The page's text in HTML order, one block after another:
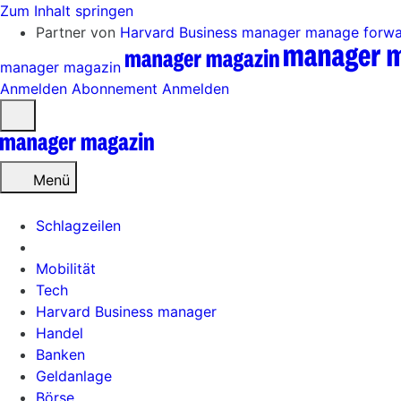
Zum Inhalt springen
Partner von Harvard Business manager manage
manager magazin
Anmelden Abonnement Anmelden
öffnen
Menü
Schlagzeilen
Mobilität
Tech
Harvard Business manager
Handel
Banken
Geldanlage
Börse